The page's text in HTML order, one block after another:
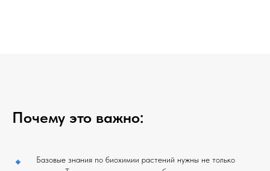
Почему это важно:
Базовые знания по биохимии растений нужны не только